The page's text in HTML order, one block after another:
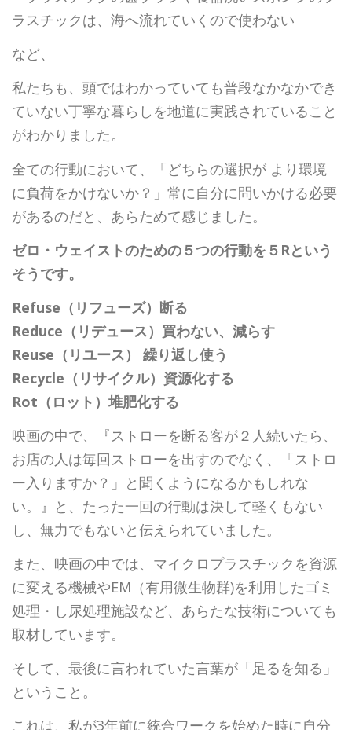
ラスチックは、海へ流れていくので使わない
など、
私たちも、頭ではわかっていても普段なかなかでき
ていない丁寧な暮らしを地道に実践されていること
がわかりました。
全ての行動において、「どちらの選択が より環境
に負荷をかけないか？」常に自分に問いかける必要
があるのだと、あらためて感じました。
ゼロ・ウェイストのための５つの行動を５Rという
そうです。
Refuse（リフューズ）断る
Reduce（リデュース）買わない、減らす
Reuse（リユース） 繰り返し使う
Recycle（リサイクル）資源化する
Rot（ロット）堆肥化する
映画の中で、『ストローを断る客が２人続いたら、
お店の人は毎回ストローを出すのでなく、「ストロ
ー入りますか？」と聞くようになるかもしれな
い。』と、たった一回の行動は決して軽くもない
し、無力でもないと伝えられていました。
また、映画の中では、マイクロプラスチックを資源
に変える機械やEM（有用微生物群)を利用したゴミ
処理・し尿処理施設など、あらたな技術についても
取材しています。
そして、最後に言われていた言葉が「足るを知る」
ということ。
これは、私が3年前に統合ワークを始めた時に自分